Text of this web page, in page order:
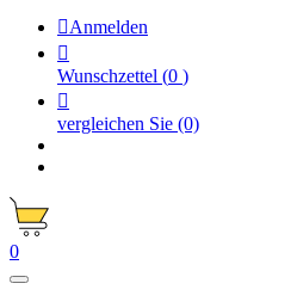
Anmelden

Wunschzettel (0 )

vergleichen Sie (0)
0